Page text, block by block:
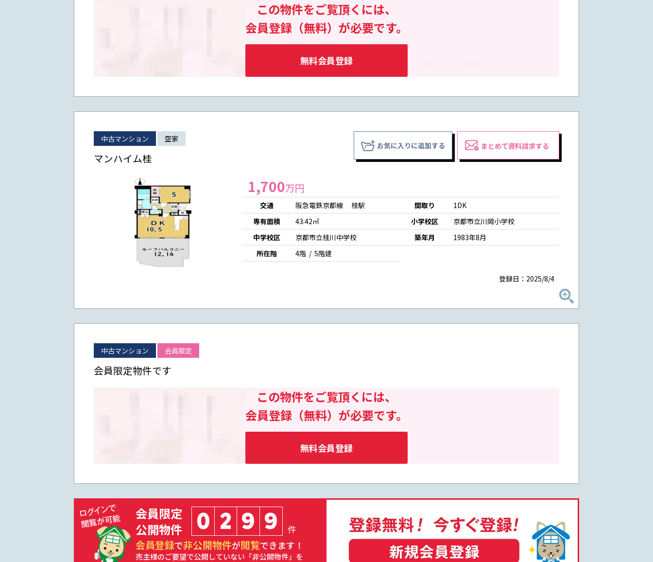
この物件をご覧頂くには、
会員登録（無料）が必要です。
無料会員登録
中古マンション 空家
マンハイム桂
お気に入りに追加する まとめて資料請求する
1,700万円
交通 阪急電鉄京都線 桂駅 間取り
1DK
専有面積
43.42㎡ 小学校区
京都市立川岡小学校
中学校区
京都市立桂川中学校 築年月
1983年8月
所在階
4階 / 5階建
登録日：2025/8/4
中古マンション 会員限定
会員限定物件です
この物件をご覧頂くには、
会員登録（無料）が必要です。
無料会員登録
会員限定
公開物件
0 2 9 9 件
会員登録で非公開物件が閲覧できます！
売主様のご要望で公開していない「非公開物件」を